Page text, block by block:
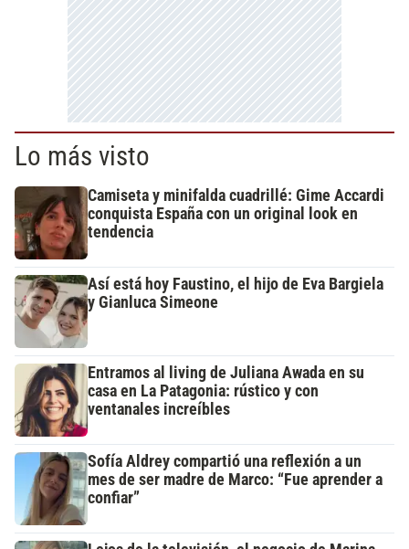
Lo más visto
Camiseta y minifalda cuadrillé: Gime Accardi
conquista España con un original look en
tendencia
Así está hoy Faustino, el hijo de Eva Bargiela
y Gianluca Simeone
Entramos al living de Juliana Awada en su
casa en La Patagonia: rústico y con
ventanales increíbles
Sofía Aldrey compartió una reflexión a un
mes de ser madre de Marco: “Fue aprender a
confiar”